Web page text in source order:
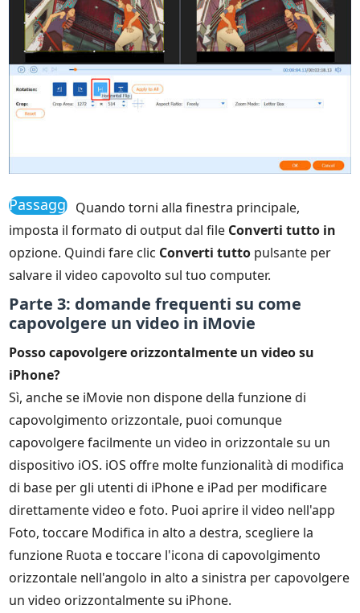
Passaggio
4
Quando torni alla finestra principale,
imposta il formato di output dal file Converti tutto in
opzione. Quindi fare clic Converti tutto pulsante per
salvare il video capovolto sul tuo computer.
Parte 3: domande frequenti su come
capovolgere un video in iMovie
Posso capovolgere orizzontalmente un video su
iPhone?
Sì, anche se iMovie non dispone della funzione di
capovolgimento orizzontale, puoi comunque
capovolgere facilmente un video in orizzontale su un
dispositivo iOS. iOS offre molte funzionalità di modifica
di base per gli utenti di iPhone e iPad per modificare
direttamente video e foto. Puoi aprire il video nell'app
Foto, toccare Modifica in alto a destra, scegliere la
funzione Ruota e toccare l'icona di capovolgimento
orizzontale nell'angolo in alto a sinistra per capovolgere
un video orizzontalmente su iPhone.